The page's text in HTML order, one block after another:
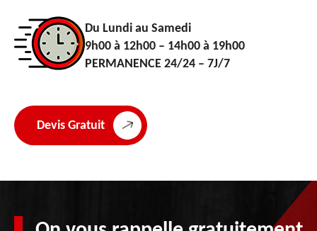
Du Lundi au Samedi
9h00 à 12h00 – 14h00 à 19h00
PERMANENCE 24/24 – 7J/7
Devis Gratuit